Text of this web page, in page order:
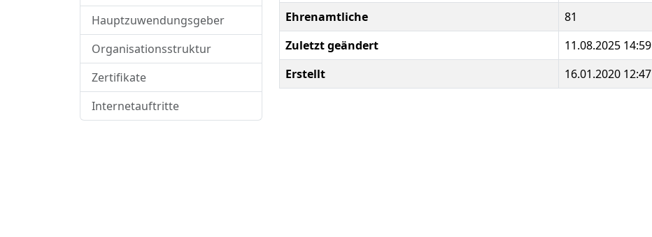
Hauptzuwendungsgeber
Organisationsstruktur
Zertifikate
Internetauftritte
Ehrenamtliche
81
Zuletzt geändert
11.08.2025 14:59
Erstellt
16.01.2020 12:47